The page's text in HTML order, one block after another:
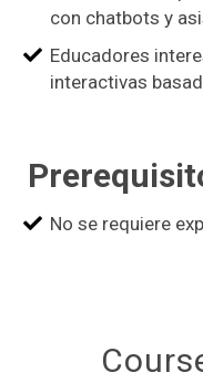
con chatbots y
Educadores
interactivas
No se requiere